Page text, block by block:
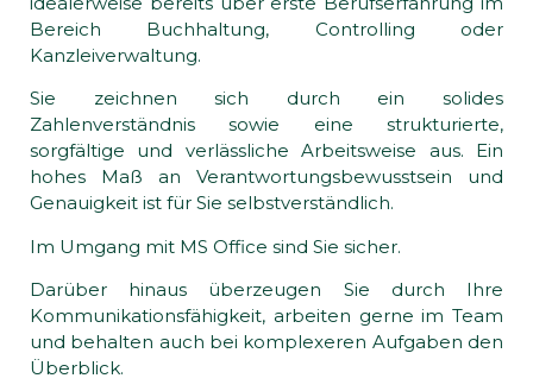
Bereich Buchhaltung, Controlling oder
Kanzleiverwaltung.
Sie zeichnen sich durch ein solides
Zahlenverständnis sowie eine strukturierte,
sorgfältige und verlässliche Arbeitsweise aus. Ein
hohes Maß an Verantwortungsbewusstsein und
Genauigkeit ist für Sie selbstverständlich.
Im Umgang mit MS Office sind Sie sicher.
Darüber hinaus überzeugen Sie durch Ihre
Kommunikationsfähigkeit, arbeiten gerne im Team
und behalten auch bei komplexeren Aufgaben den
Überblick.